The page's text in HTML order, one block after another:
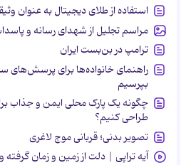
استفاده از طلای دیجیتال به عنوان
مراسم تجلیل از شهدای رسانه و
ترامپ در بن‌بست ایران
راهنمای خانواده‌ها برای پرسش‌های
بپرسیم
چگونه یک پارک محلی ایمن و جذاب
طراحی کنیم؟
تصویر بدنی؛ قربانی موج لاغری
آیه تراپی | دلت از زمین و زمان گرفته